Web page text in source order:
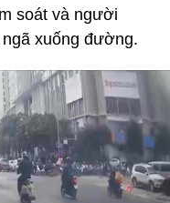
soát và người
xuống đường.